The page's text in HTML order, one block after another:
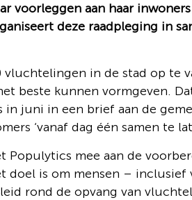
voorleggen aan haar
deze raadpleging in
vluchtelingen in de stad op te
beste kunnen vormgeven.
juni in een brief aan de
‘vanaf dag één samen te
Populytics mee aan de
doel is om mensen –
rond de opvang van